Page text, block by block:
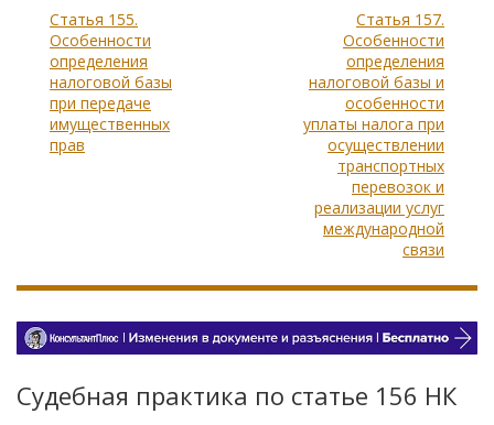
Статья 155.
Особенности
определения
налоговой базы
при передаче
имущественных
прав
Статья 157.
Особенности
определения
налоговой базы и
особенности
уплаты налога при
осуществлении
транспортных
перевозок и
реализации услуг
международной
связи
Судебная практика по статье 156 НК